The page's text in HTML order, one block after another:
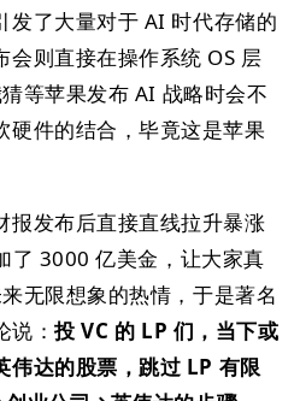
发了大量对于 AI 时代存储的
会则直接在操作系统 OS 层
等苹果发布 AI 战略时会不
硬件的结合，毕竟这是苹果
报发布后直接直线拉升暴涨
了 3000 亿美金，让大家真
无限想象的热情，于是著名
说：投 VC 的 LP 们，当下或
伟达的股票，跳过 LP 有限